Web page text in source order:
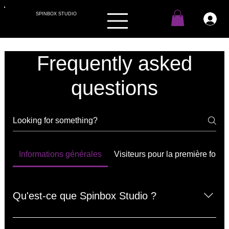
SPINBOX STUDIO
Frequently asked
questions
Informations générales Visiteurs pour la première fois
Qu'est-ce que Spinbox Studio ?
Spinbox Studio est un espace de fitness de type